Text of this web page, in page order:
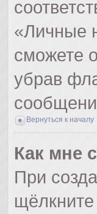
«Личные
сможете
убрав
Вернуться к началу
Как мне
При